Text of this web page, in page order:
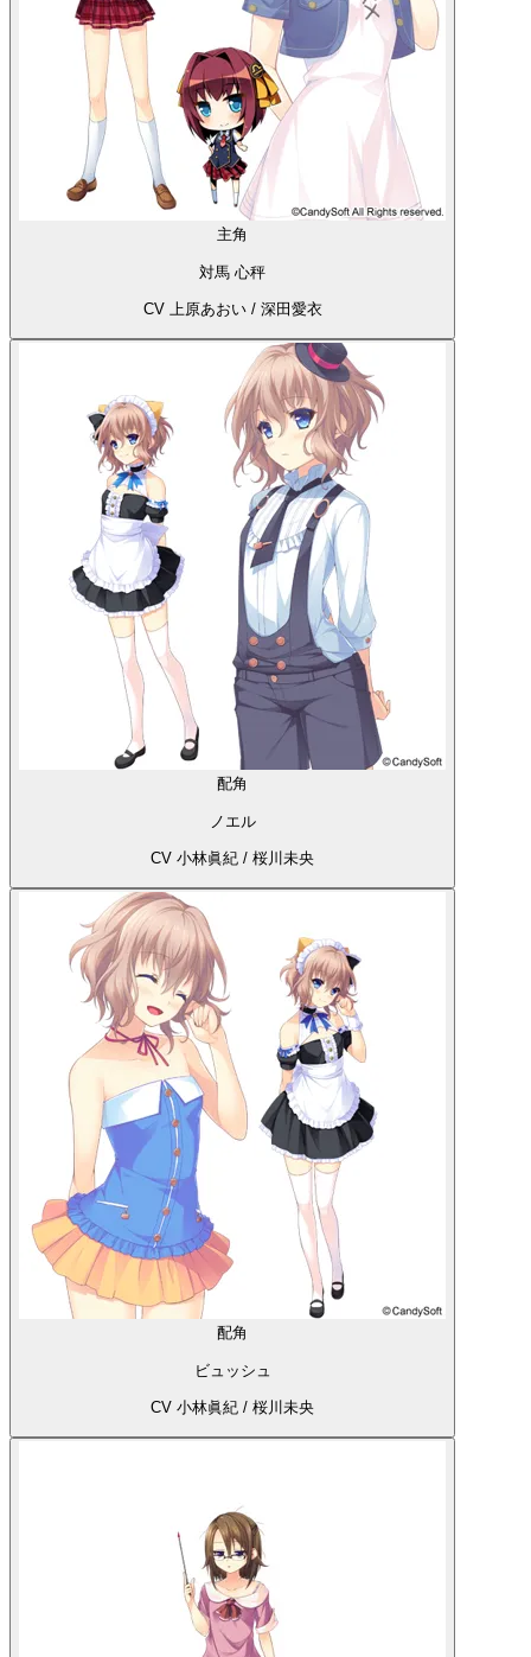
主角
対馬 心秤
CV 上原あおい / 深田愛衣
配角
ノエル
CV 小林眞紀 / 桜川未央
配角
ビュッシュ
CV 小林眞紀 / 桜川未央